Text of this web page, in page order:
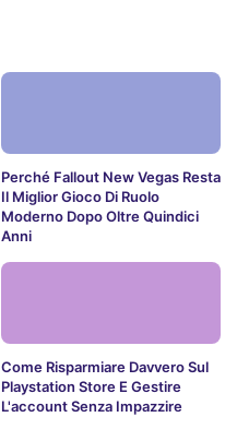
Perché Fallout New Vegas Resta
Il Miglior Gioco Di Ruolo
Moderno Dopo Oltre Quindici
Anni
Come Risparmiare Davvero Sul
Playstation Store E Gestire
L'account Senza Impazzire